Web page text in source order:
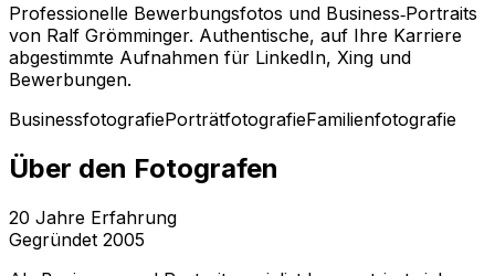
Professionelle Bewerbungsfotos und Business‑Portraits
von Ralf Grömminger. Authentische, auf Ihre Karriere
abgestimmte Aufnahmen für LinkedIn, Xing und
Bewerbungen.
BusinessfotografiePorträtfotografieFamilienfotografie
Über den Fotografen
20 Jahre Erfahrung
Gegründet 2005